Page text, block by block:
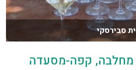
סבירסקי
מחלבה, קפה-מסעדה